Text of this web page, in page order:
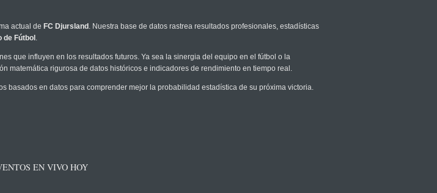
actual de FC Djursland . Nuestra base de datos rastrea resultados profesionales, estadísticas
de Fútbol .
que influyen en los resultados futuros. Ya sea la sinergia del equipo en el fútbol o la
matemática rigurosa de datos históricos e indicadores de rendimiento en tiempo real.
basados en datos para comprender mejor la probabilidad estadística de su próxima victoria.
EN VIVO HOY